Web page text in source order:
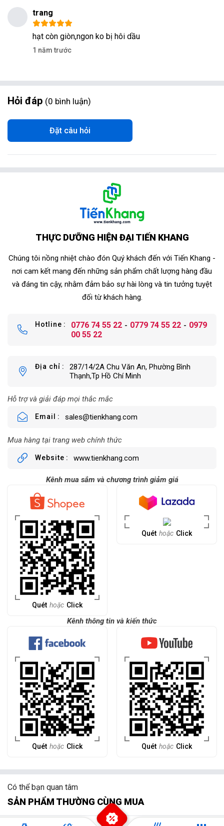
trang
hạt còn giòn,ngon ko bị hôi dầu
1 năm trước
Hỏi đáp 0 bình luận
Đặt câu hỏi
THỰC DƯỠNG HIỆN ĐẠI TIẾN KHANG
Chúng tôi nồng nhiệt chào đón Quý khách đến với Tiến Khang -
nơi cam kết mang đến những sản phẩm chất lượng hàng đầu
và đáng tin cậy, nhằm đảm bảo sự hài lòng và tin tưởng tuyệt
đối từ khách hàng.
Hotline 0776 74 55 22 0779 74 55 22
0979
00 55 22
Địa chỉ
287/14/2A Chu Văn An, Phường Bình
Thạnh,Tp Hồ Chí Minh
Hỗ trợ và giải đáp mọi thắc mắc
Email sales@tienkhang.com
Mua hàng tại trang web chính thức
Website www.tienkhang.com
Kênh mua sắm và chương trình giảm giá
Quét hoặc Click
Quét hoặc Click
Kênh thông tin và kiến thức
Quét hoặc Click Quét hoặc Click
Có thể bạn quan tâm
SẢN PHẨM THƯỜNG CÙNG MUA